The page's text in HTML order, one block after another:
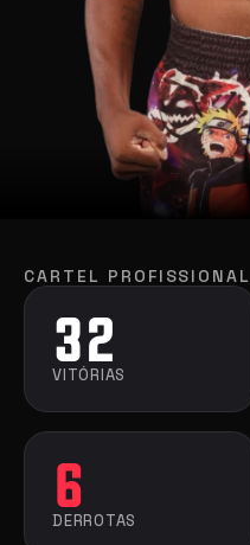
CARTEL PROFISSIONAL
32
VITÓRIAS
6
DERROTAS